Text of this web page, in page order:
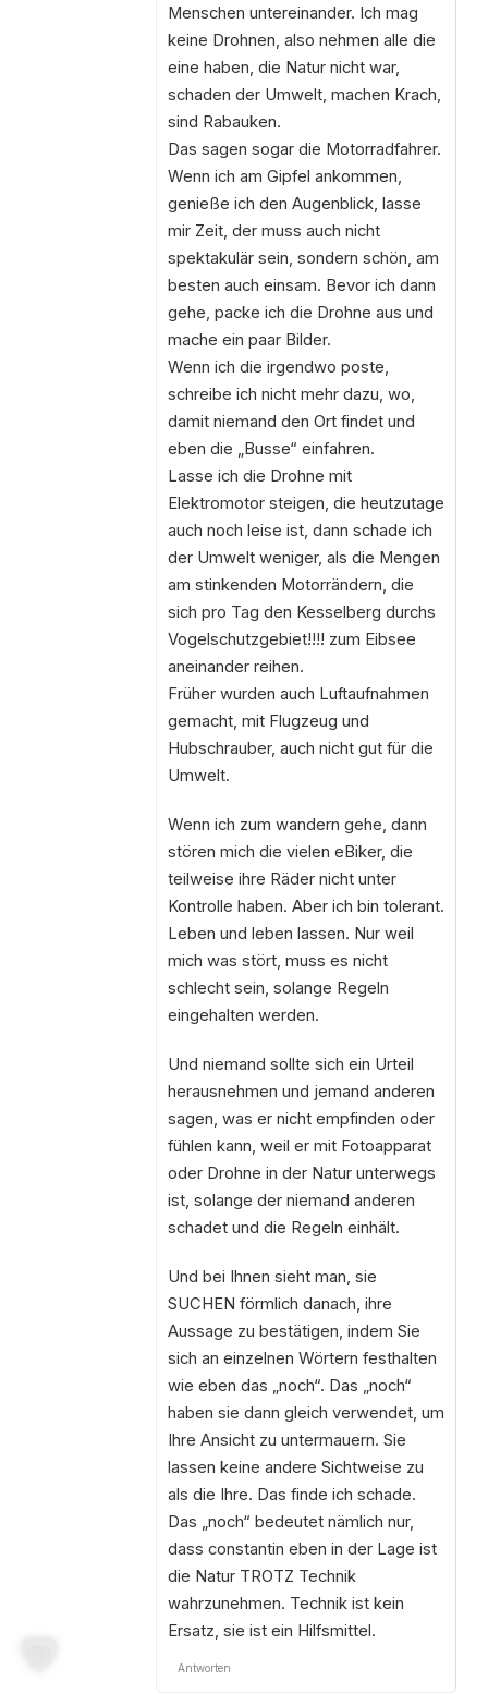
Menschen untereinander. Ich mag
keine Drohnen, also nehmen alle die
eine haben, die Natur nicht war,
schaden der Umwelt, machen Krach,
sind Rabauken.
Das sagen sogar die Motorradfahrer.
Wenn ich am Gipfel ankommen,
genieße ich den Augenblick, lasse
mir Zeit, der muss auch nicht
spektakulär sein, sondern schön, am
besten auch einsam. Bevor ich dann
gehe, packe ich die Drohne aus und
mache ein paar Bilder.
Wenn ich die irgendwo poste,
schreibe ich nicht mehr dazu, wo,
damit niemand den Ort findet und
eben die „Busse“ einfahren.
Lasse ich die Drohne mit
Elektromotor steigen, die heutzutage
auch noch leise ist, dann schade ich
der Umwelt weniger, als die Mengen
am stinkenden Motorrändern, die
sich pro Tag den Kesselberg durchs
Vogelschutzgebiet!!!! zum Eibsee
aneinander reihen.
Früher wurden auch Luftaufnahmen
gemacht, mit Flugzeug und
Hubschrauber, auch nicht gut für die
Umwelt.
Wenn ich zum wandern gehe, dann
stören mich die vielen eBiker, die
teilweise ihre Räder nicht unter
Kontrolle haben. Aber ich bin tolerant.
Leben und leben lassen. Nur weil
mich was stört, muss es nicht
schlecht sein, solange Regeln
eingehalten werden.
Und niemand sollte sich ein Urteil
herausnehmen und jemand anderen
sagen, was er nicht empfinden oder
fühlen kann, weil er mit Fotoapparat
oder Drohne in der Natur unterwegs
ist, solange der niemand anderen
schadet und die Regeln einhält.
Und bei Ihnen sieht man, sie
SUCHEN förmlich danach, ihre
Aussage zu bestätigen, indem Sie
sich an einzelnen Wörtern festhalten
wie eben das „noch“. Das „noch“
haben sie dann gleich verwendet, um
Ihre Ansicht zu untermauern. Sie
lassen keine andere Sichtweise zu
als die Ihre. Das finde ich schade.
Das „noch“ bedeutet nämlich nur,
dass constantin eben in der Lage ist
die Natur TROTZ Technik
wahrzunehmen. Technik ist kein
Ersatz, sie ist ein Hilfsmittel.
Antworten